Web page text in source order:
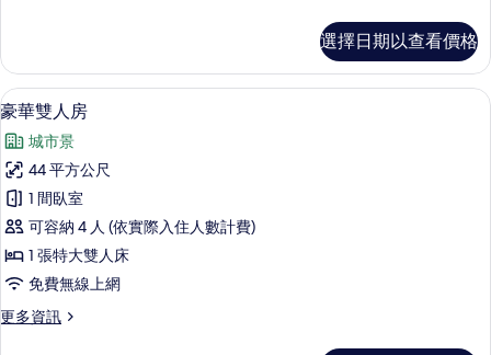
相
片
雙
人
房
詳
情
選擇日期以查看價格
顯
示
豪
華
雙
人
房
的
所
高級寢具、羽絨被、迷你吧、客房內保
10
豪華雙人房
城市景
44 平方公尺
1 間臥室
可容納 4 人 (依實際入住人數計費)
1 張特大雙人床
免費無線上網
更多資訊
更